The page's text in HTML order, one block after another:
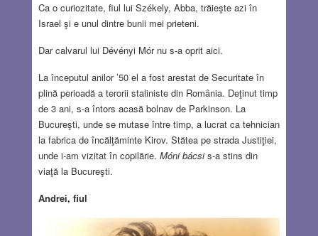
Ca o curiozitate, fiul lui Székely, Abba, trăieşte azi în
Israel şi e unul dintre bunii mei prieteni.
Dar calvarul lui Dévényi Mór nu s-a oprit aici.
La începutul anilor ’50 el a fost arestat de Securitate în
plină perioadă a terorii staliniste din România. Deţinut timp
de 3 ani, s-a întors acasă bolnav de Parkinson. La
Bucureşti, unde se mutase între timp, a lucrat ca tehnician
la fabrica de încălţăminte Kirov. Stătea pe strada Justiţiei,
unde i-am vizitat în copilărie. Móni bácsis-a stins din
viaţă la Bucureşti.
Andrei, fiul